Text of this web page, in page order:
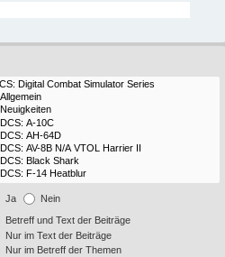
Ja Nein
Betreff und Text der Beiträge
Nur im Text der Beiträge
Nur im Betreff der Themen